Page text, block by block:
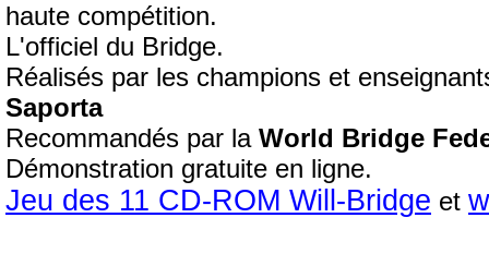
haute compétition.
L'officiel du Bridge.
Réalisés par les champions et
Saporta
Recommandés par la World Bridge
Démonstration gratuite en ligne.
Jeu des 11 CD-ROM Will-Bridge et